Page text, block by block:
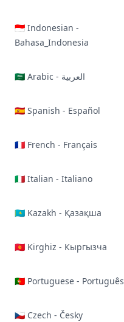
🇮🇩 Indonesian -
Bahasa_Indonesia
🇸🇦 Arabic - العربية
🇪🇸 Spanish - Español
🇫🇷 French - Français
🇮🇹 Italian - Italiano
🇰🇿 Kazakh - Қазақша
🇰🇬 Kirghiz - Кыргызча
🇵🇹 Portuguese - Português
🇨🇿 Czech - Česky